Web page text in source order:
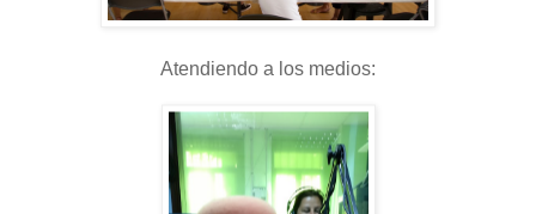
Atendiendo a los medios: